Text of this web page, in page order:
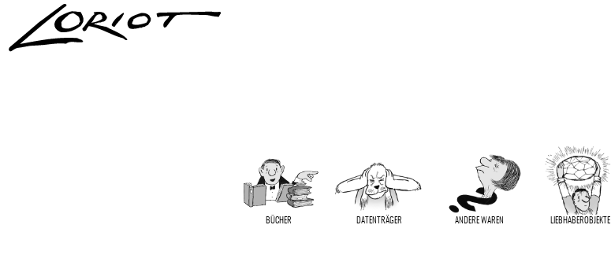
BÜCHER DATENTRÄGER ANDERE WAREN LIEBHABER­OBJEKTE